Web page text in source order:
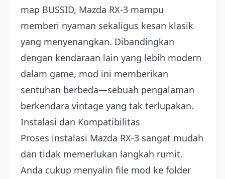
map BUSSID, Mazda RX-3 mampu
memberi nyaman sekaligus kesan klasik
yang menyenangkan. Dibandingkan
dengan kendaraan lain yang lebih modern
dalam game, mod ini memberikan
sentuhan berbeda—sebuah pengalaman
berkendara vintage yang tak terlupakan.
Instalasi dan Kompatibilitas
Proses instalasi Mazda RX-3 sangat mudah
dan tidak memerlukan langkah rumit.
Anda cukup menyalin file mod ke folder